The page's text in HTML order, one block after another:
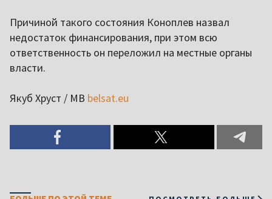
Причиной такого состояния Коноплев назвал
недостаток финансирования, при этом всю
ответственность он переложил на местные органы
власти.
Якуб Хруст / МВ belsat.eu